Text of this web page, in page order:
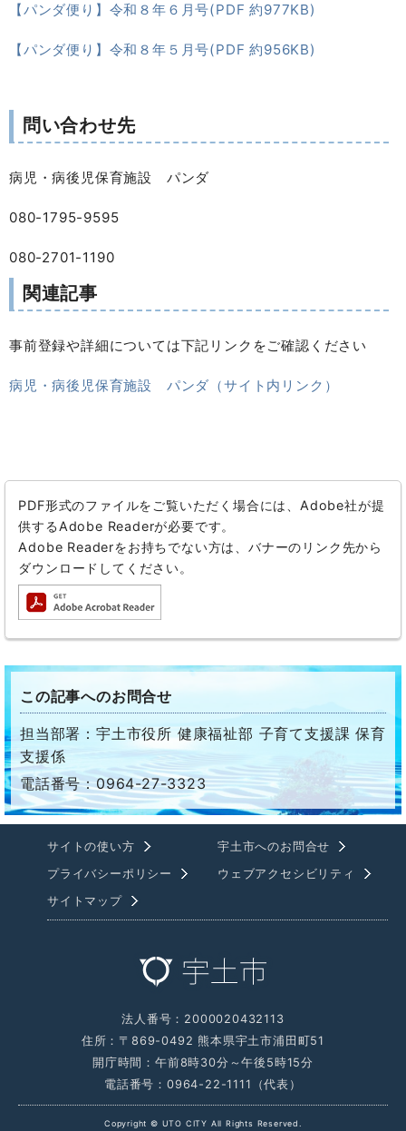
【パンダ便り】令和８年６月号(PDF 約977KB)
【パンダ便り】令和８年５月号(PDF 約956KB)
問い合わせ先
病児・病後児保育施設 パンダ
080-1795-9595
080-2701-1190
関連記事
事前登録や詳細については下記リンクをご確認ください
病児・病後児保育施設 パンダ（サイト内リンク）
PDF形式のファイルをご覧いただく場合には、Adobe社が提
供するAdobe Readerが必要です。
Adobe Readerをお持ちでない方は、バナーのリンク先から
ダウンロードしてください。
この記事へのお問合せ
担当部署：宇土市役所 健康福祉部 子育て支援課 保育
支援係
電話番号：0964-27-3323
サイトの使い方
宇土市へのお問合せ
プライバシーポリシー
ウェブアクセシビリティ
サイトマップ
法人番号：2000020432113
住所：〒869-0492 熊本県宇土市浦田町51
開庁時間：午前8時30分～午後5時15分
電話番号：0964-22-1111（代表）
Copyright © UTO CITY All Rights Reserved.